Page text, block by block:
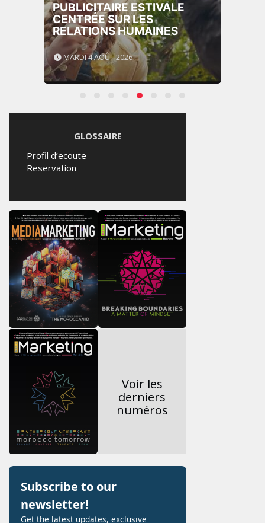
PUBLICITAIRE ESTIVALE
CENTRÉE SUR LES
RELATIONS HUMAINES
MARDI 4 AOÛT 2026
GLOSSAIRE
Profil d’ecoute
Reservation
Voir les
derniers
numéros